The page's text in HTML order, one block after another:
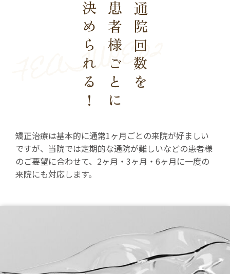
通院回数を
患者様ごとに
決められる！
矯正治療は基本的に通常1ヶ月ごとの来院が好ましい
ですが、当院では定期的な通院が難しいなどの患者様
のご要望に合わせて、2ヶ月・3ヶ月・6ヶ月に一度の
来院にも対応します。